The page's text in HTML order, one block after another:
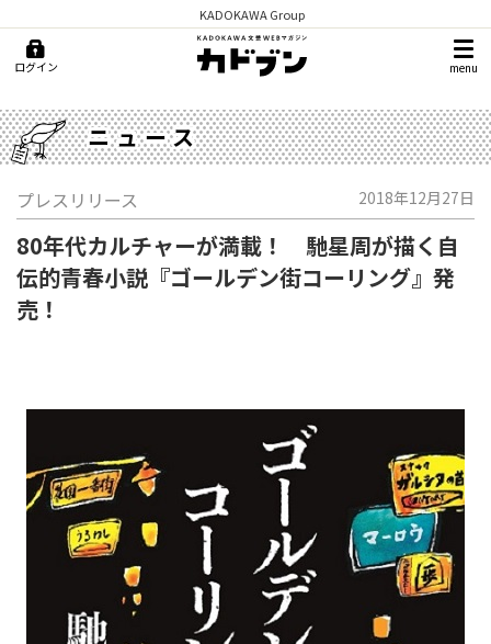
KADOKAWA Group
ログイン menu
ニュース
プレスリリース 2018年12月27日
80年代カルチャーが満載！ 馳星周が描く自
伝的青春小説『ゴールデン街コーリング』発
売！